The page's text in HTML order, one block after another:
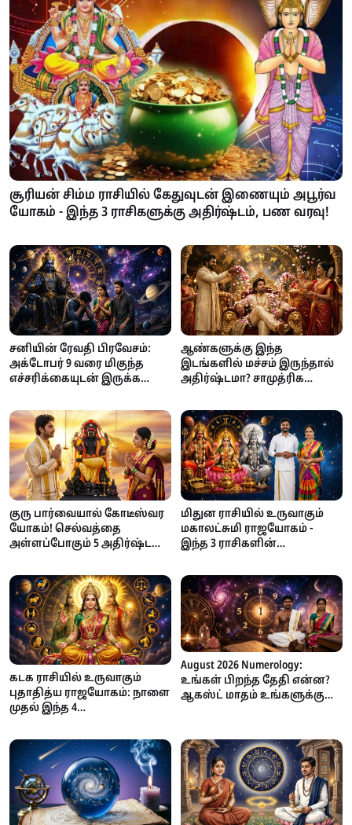
சூரியன் சிம்ம ராசியில் கேதுவுடன் இணையும் அபூர்வ
யோகம் - இந்த 3 ராசிகளுக்கு அதிர்ஷ்டம், பண வரவு!
சனியின் ரேவதி பிரவேசம்:
அக்டோபர் 9 வரை மிகுந்த
எச்சரிக்கையுடன் இருக்க
ஆண்களுக்கு இந்த
இடங்களில் மச்சம் இருந்தால்
அதிர்ஷ்டமா? சாமுத்ரிக
நம்பிக்கைகள்
குரு பார்வையால் கோடீஸ்வர
யோகம்! செல்வத்தை
அள்ளப்போகும் 5 அதிர்ஷ்ட
மிதுன ராசியில் உருவாகும்
மகாலட்சுமி ராஜயோகம் -
இந்த 3 ராசிகளின்
கடக ராசியில் உருவாகும்
புதாதித்ய ராஜயோகம்: நாளை
முதல் இந்த 4
அதிர்ஷ்டம்!
August 2026 Numerology:
உங்கள் பிறந்த தேதி என்ன?
ஆகஸ்ட் மாதம் உங்களுக்கு